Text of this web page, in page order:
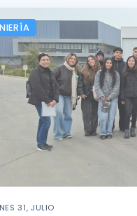
31, JULIO